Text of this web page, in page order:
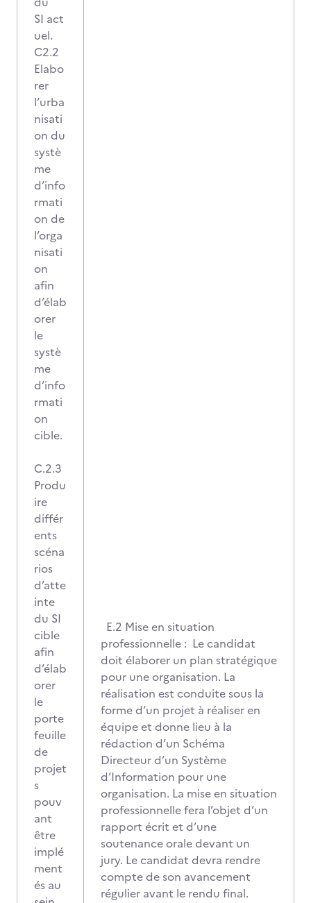
SI act
uel.
C2.2
Elabo
rer
l’urba
nisati
on du
systè
me
d’info
rmati
on de
l’orga
nisati
on
afin
d’élab
orer
le
systè
me
d’info
rmati
on
cible.
C.2.3
Produ
ire
différ
ents
scéna
rios
d’atte
inte
du SI
cible
afin
d’élab
orer
le
porte
feuille
de
projet
s
pouv
ant
être
implé
ment
és au
E.2 Mise en situation
professionnelle : Le candidat
doit élaborer un plan stratégique
pour une organisation. La
réalisation est conduite sous la
forme d’un projet à réaliser en
équipe et donne lieu à la
rédaction d’un Schéma
Directeur d’un Système
d’Information pour une
organisation. La mise en situation
professionnelle fera l’objet d’un
rapport écrit et d’une
soutenance orale devant un
jury. Le candidat devra rendre
compte de son avancement
régulier avant le rendu final.